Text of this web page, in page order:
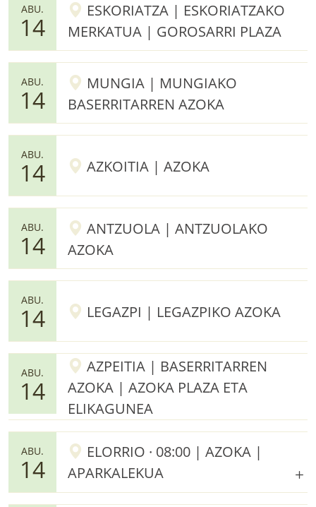
ABU.
14
ESKORIATZA | ESKORIATZAKO
MERKATUA | GOROSARRI PLAZA
ABU.
14
MUNGIA | MUNGIAKO
BASERRITARREN AZOKA
ABU.
14 AZKOITIA | AZOKA
ABU.
14
ANTZUOLA | ANTZUOLAKO
AZOKA
ABU.
14 LEGAZPI | LEGAZPIKO AZOKA
ABU.
14
AZPEITIA | BASERRITARREN
AZOKA | AZOKA PLAZA ETA
ELIKAGUNEA
ABU.
14
ELORRIO · 08:00 | AZOKA |
APARKALEKUA